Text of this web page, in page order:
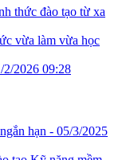
thức đào tạo từ xa
vừa làm vừa học
2/2026 09:28
hạn - 05/3/2025